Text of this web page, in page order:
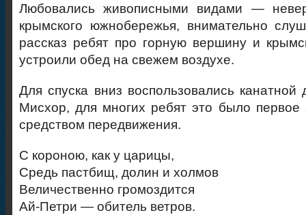
Любовались живописными видами —
крымского южнобережья, внимательно
рассказ ребят про горную вершину и
устроили обед на свежем воздухе.
Для спуска вниз воспользовались
Мисхор, для многих ребят это было первое
средством передвижения.
С короною, как у царицы,
Средь пастбищ, долин и холмов
Величественно громоздится
Ай-Петри — обитель ветров.